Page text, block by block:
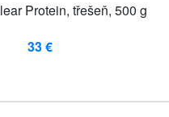
Protein, třešeň, 500 g
33 €